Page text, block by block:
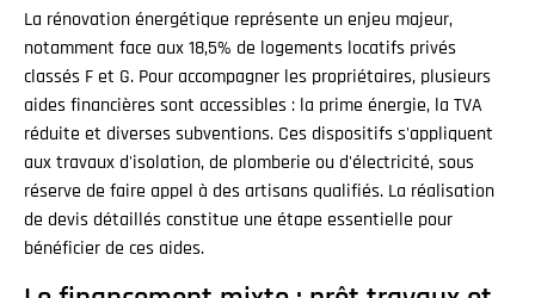
La rénovation énergétique représente un enjeu majeur,
notamment face aux 18,5% de logements locatifs privés
classés F et G. Pour accompagner les propriétaires, plusieurs
aides financières sont accessibles : la prime énergie, la TVA
réduite et diverses subventions. Ces dispositifs s'appliquent
aux travaux d'isolation, de plomberie ou d'électricité, sous
réserve de faire appel à des artisans qualifiés. La réalisation
de devis détaillés constitue une étape essentielle pour
bénéficier de ces aides.